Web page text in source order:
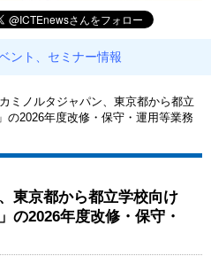
ント、セミナー情報
ミノルタジャパン、東京都から都立
の2026年度改修・保守・運用等業務
東京都から都立学校向け
の2026年度改修・保守・